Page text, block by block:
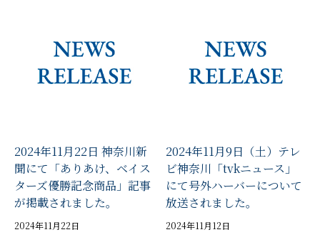
2024年11月22日 神奈川新
聞にて「ありあけ、ベイス
ターズ優勝記念商品」記事
が掲載されました。
2024年11月22日
2024年11月9日（土）テレ
ビ神奈川「tvkニュース」
にて号外ハーバーについて
放送されました。
2024年11月12日